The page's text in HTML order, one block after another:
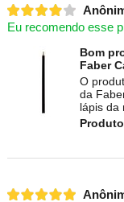
Eu recomendo esse
Bom
Faber
O
da
lápis da